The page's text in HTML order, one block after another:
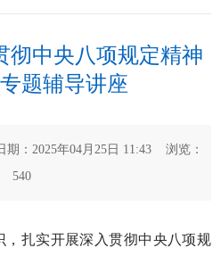
彻中央八项规定精神
题辅导讲座
：2025年04月25日 11:43 浏览：
540
，扎实开展深入贯彻中央八项规